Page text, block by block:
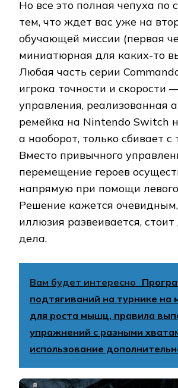
Но все это полная чепуха по
тем, что ждет вас уже на
обучающей миссии (первая
миниатюрная для каких-то
Любая часть серии
игрока точности и скорости
управления, реализованная
ремейка на Nintendo Switch
а наоборот, только сбивает с
Вместо привычного
перемещение героев
напрямую при помощи
Решение кажется
иллюзия развеивается,
дела.
Вам будет интересно
подтягиваний на турнике на
для роста мышц, правила
упражнений с разными
использование